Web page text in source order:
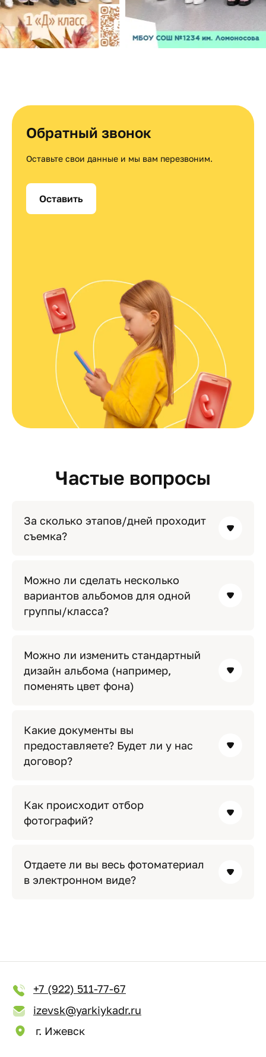
Обратный звонок
Оставьте свои данные и мы вам перезвоним.
Оставить
Частые вопросы
За сколько этапов/дней проходит
съемка?
Можно ли сделать несколько
вариантов альбомов для одной
группы/класса?
Можно ли изменить стандартный
дизайн альбома (например,
поменять цвет фона)
Какие документы вы
предоставляете? Будет ли у нас
договор?
Как происходит отбор
фотографий?
Отдаете ли вы весь фотоматериал
в электронном виде?
+7 (922) 511-77-67
izevsk@yarkiykadr.ru
г. Ижевск